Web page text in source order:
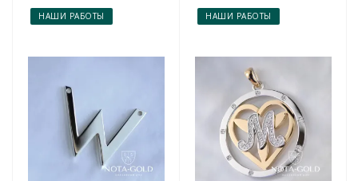
НАШИ РАБОТЫ НАШИ РАБОТЫ